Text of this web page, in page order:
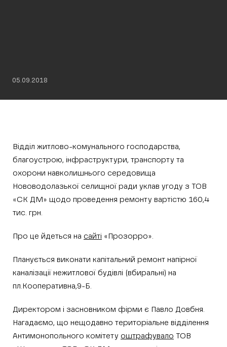
05.09.2018
Відділ житлово-комунального господарства,
благоустрою, інфраструктури, транспорту та
охорони навколишнього середовища
Нововодолазької селищної ради уклав угоду з ТОВ
«СК ДМ» щодо проведення ремонту вартістю 160,4
тис. грн.
Про це йдеться на сайті «Прозорро».
Планується виконати капітальний ремонт напірної
каналізації нежитлової будівлі (вбиральні) на
пл.Кооперативна,9-Б.
Директором і засновником фірми є Павло Довбня.
Нагадаємо, що нещодавно територіальне відділення
Антимонопольного комітету оштрафувало ТОВ